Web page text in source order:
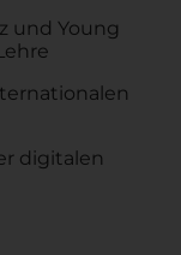
und Young
digitalen